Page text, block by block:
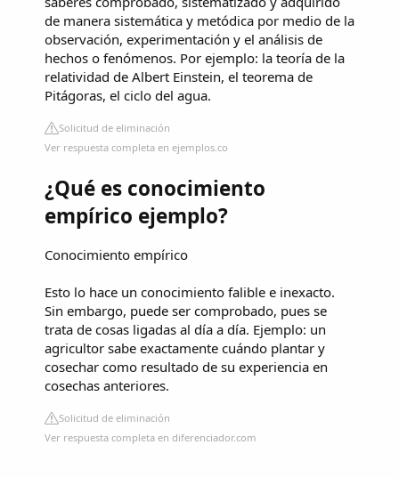
de manera sistemática y metódica por medio de la
observación, experimentación y el análisis de
hechos o fenómenos. Por ejemplo: la teoría de la
relatividad de Albert Einstein, el teorema de
Pitágoras, el ciclo del agua.
Solicitud de eliminación
Ver respuesta completa en ejemplos.co
¿Qué es conocimiento
empírico ejemplo?
Conocimiento empírico
Esto lo hace un conocimiento falible e inexacto.
Sin embargo, puede ser comprobado, pues se
trata de cosas ligadas al día a día. Ejemplo: un
agricultor sabe exactamente cuándo plantar y
cosechar como resultado de su experiencia en
cosechas anteriores.
Solicitud de eliminación
Ver respuesta completa en diferenciador.com